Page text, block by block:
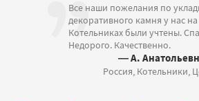
Все наши пожелания по
декоративного камня у нас на
Котельниках были учтены.
Недорого. Качественно.
— А.
Россия, Котельники,